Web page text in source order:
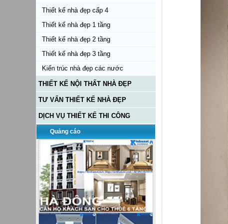
Thiết kế nhà đẹp cấp 4
Thiết kế nhà đẹp 1 tầng
Thiết kế nhà đẹp 2 tầng
Thiết kế nhà đẹp 3 tầng
Kiến trúc nhà đẹp các nước
THIẾT KẾ NỘI THẤT NHÀ ĐẸP
TƯ VẤN THIẾT KẾ NHÀ ĐẸP
DỊCH VỤ THIẾT KẾ THI CÔNG
Quảng cáo